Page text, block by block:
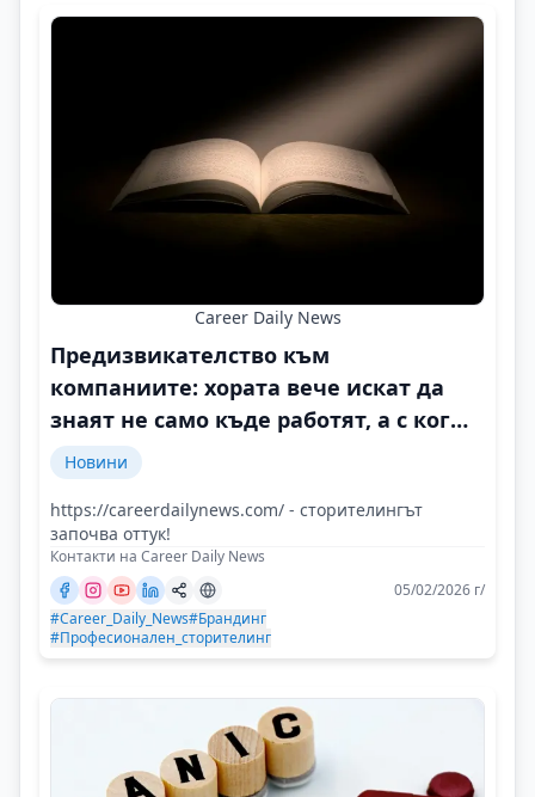
Career Daily News
Предизвикателство към
компаниите: хората вече искат да
знаят не само къде работят, а с кого
и защо
Новини
https://careerdailynews.com/ - сторителингът
започва оттук!
Контакти на Career Daily News
05/02/2026 г/
#Career_Daily_News#Брандинг
#Професионален_сторителинг